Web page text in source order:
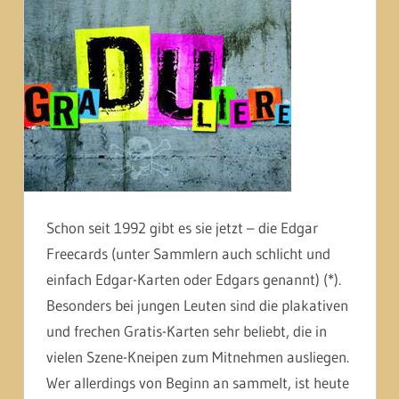
Schon seit 1992 gibt es sie jetzt – die Edgar
Freecards (unter Sammlern auch schlicht und
einfach Edgar-Karten oder Edgars genannt) (*).
Besonders bei jungen Leuten sind die plakativen
und frechen Gratis-Karten sehr beliebt, die in
vielen Szene-Kneipen zum Mitnehmen ausliegen.
Wer allerdings von Beginn an sammelt, ist heute